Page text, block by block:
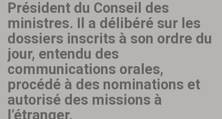
Président du Conseil des
ministres. Il a délibéré sur les
dossiers inscrits à son ordre du
jour, entendu des
communications orales,
procédé à des nominations et
autorisé des missions à
l’étranger.